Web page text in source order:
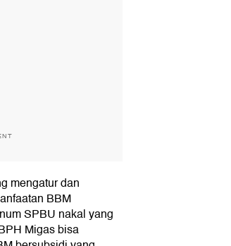
mengatur dan
BBM
SPBU nakal yang
Migas bisa